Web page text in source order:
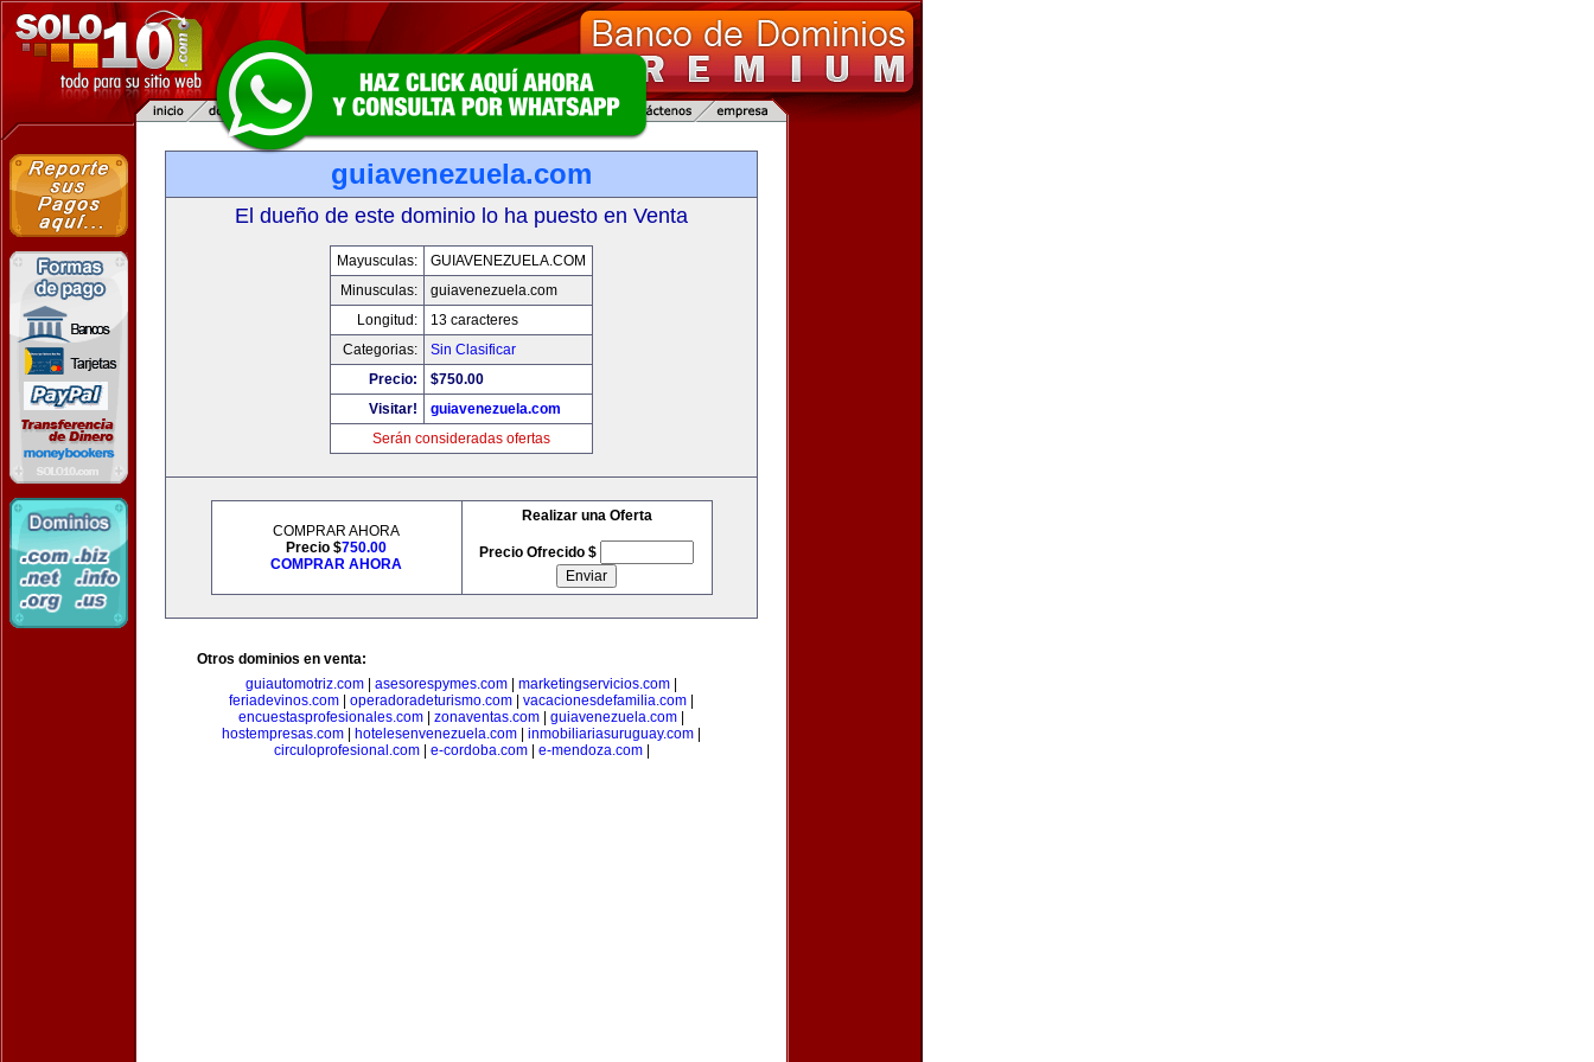
guiavenezuela.com
El dueño de este dominio lo ha puesto en Venta
Mayusculas:
GUIAVENEZUELA.COM
Minusculas:
guiavenezuela.com
Longitud:
13 caracteres
Categorias:
Sin Clasificar
Precio:
$750.00
Visitar!
guiavenezuela.com
Serán consideradas ofertas
COMPRAR AHORA
Precio $750.00
COMPRAR AHORA
Realizar una Oferta
Precio Ofrecido $
Otros dominios en venta:
guiautomotriz.com
asesorespymes.com marketingservicios.com
feriadevinos.com
operadoradeturismo.com vacacionesdefamilia.com
encuestasprofesionales.com
zonaventas.com guiavenezuela.com
hostempresas.com
hotelesenvenezuela.com inmobiliariasuruguay.com
circuloprofesional.com| e-cordoba.com| e-mendoza.com|